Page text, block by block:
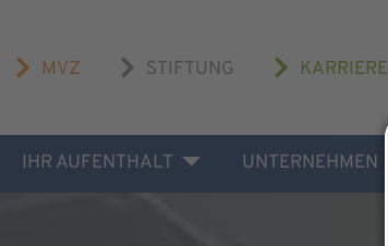
MVZ STIFTUNG KARRIERE
IHR AUFENTHALT UNTERNEHMEN